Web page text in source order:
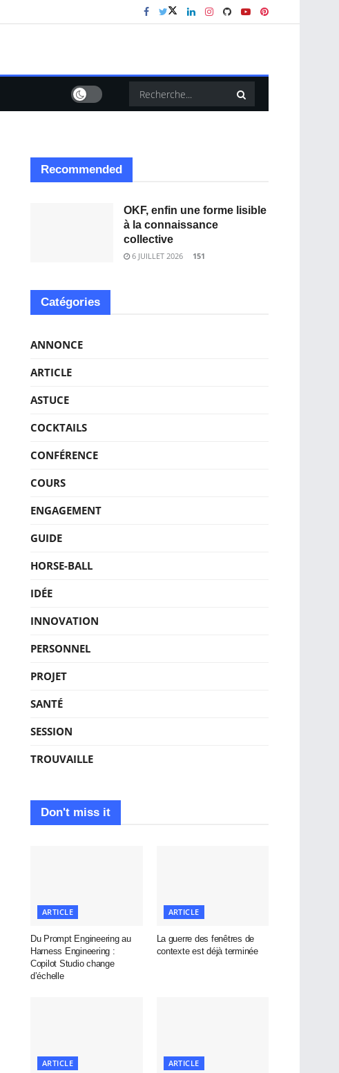
Recommended
OKF, enfin une forme lisible
à la connaissance
collective
6 JUILLET 2026 151
Catégories
ANNONCE
ARTICLE
ASTUCE
COCKTAILS
CONFÉRENCE
COURS
ENGAGEMENT
GUIDE
HORSE-BALL
IDÉE
INNOVATION
PERSONNEL
PROJET
SANTÉ
SESSION
TROUVAILLE
Don't miss it
ARTICLE
Du Prompt Engineering au
Harness Engineering :
Copilot Studio change
d’échelle
ARTICLE
La guerre des fenêtres de
contexte est déjà terminée
ARTICLE ARTICLE